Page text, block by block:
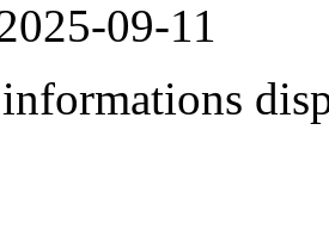
09-11